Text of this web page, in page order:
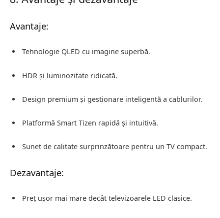
Avantaje:
Tehnologie QLED cu imagine superbă.
HDR și luminozitate ridicată.
Design premium și gestionare inteligentă a cablurilor.
Platformă Smart Tizen rapidă și intuitivă.
Sunet de calitate surprinzătoare pentru un TV compact.
Dezavantaje:
Preț ușor mai mare decât televizoarele LED clasice.